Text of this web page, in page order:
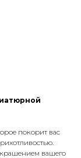
покорит вас
вашего